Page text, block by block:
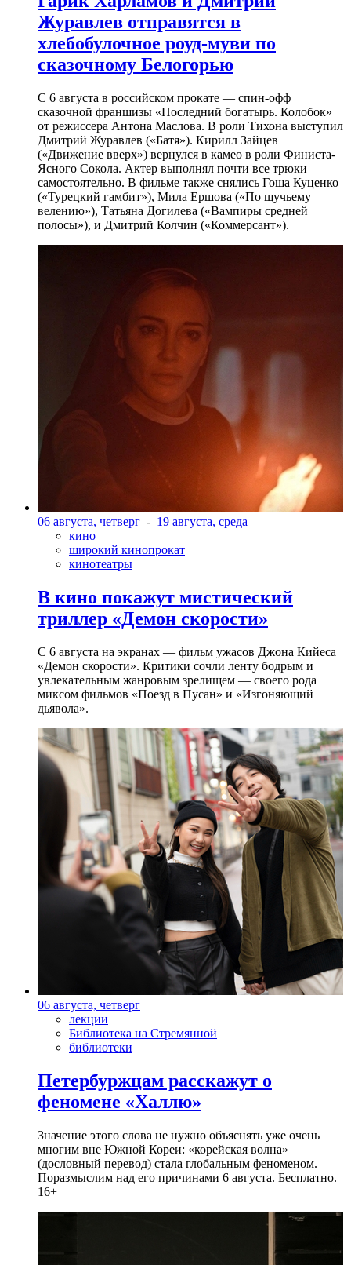
Журавлев отправятся в
хлебобулочное роуд-муви по
сказочному Белогорью
С 6 августа в российском прокате — спин-офф
сказочной франшизы «Последний богатырь. Колобок»
от режиссера Антона Маслова. В роли Тихона выступил
Дмитрий Журавлев («Батя»). Кирилл Зайцев
(«Движение вверх») вернулся в камео в роли Финиста-
Ясного Сокола. Актер выполнял почти все трюки
самостоятельно. В фильме также снялись Гоша Куценко
(«Турецкий гамбит»), Мила Ершова («По щучьему
велению»), Татьяна Догилева («Вампиры средней
полосы»), и Дмитрий Колчин («Коммерсант»).
06 августа, четверг - 19 августа, среда
кино
широкий кинопрокат
кинотеатры
В кино покажут мистический
триллер «Демон скорости»
С 6 августа на экранах — фильм ужасов Джона Кийеса
«Демон скорости». Критики сочли ленту бодрым и
увлекательным жанровым зрелищeм — своего рода
миксом фильмов «Поезд в Пусан» и «Изгоняющий
дьявола».
06 августа, четверг
лекции
Библиотека на Стремянной
библиотеки
Петербуржцам расскажут о
феномене «Халлю»
Значение этого слова не нужно объяснять уже очень
многим вне Южной Кореи: «корейская волна»
(дословный перевод) стала глобальным феноменом.
Поразмыслим над его причинами 6 августа. Бесплатно.
16+